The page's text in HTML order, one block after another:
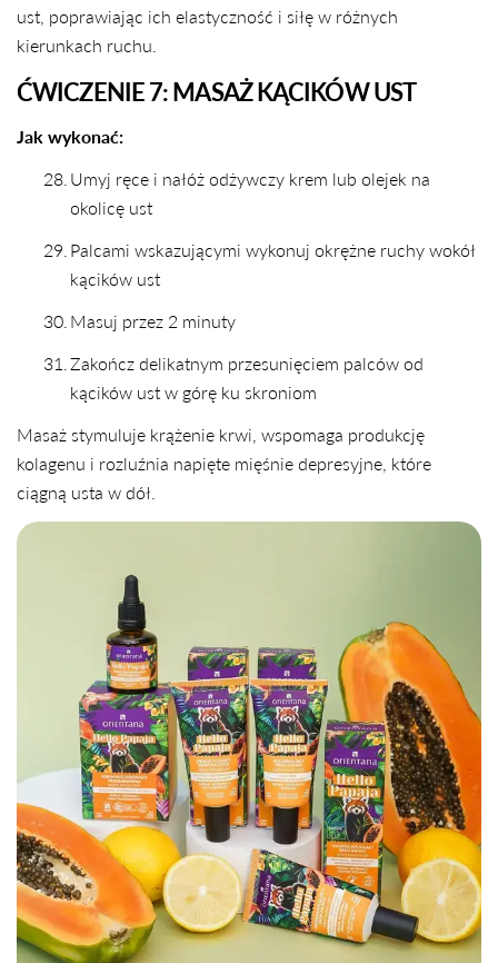
ust, poprawiając ich elastyczność i siłę w różnych
kierunkach ruchu.
ĆWICZENIE 7: MASAŻ KĄCIKÓW UST
Jak wykonać:
28. Umyj ręce i nałóż odżywczy krem lub olejek na
okolicę ust
29. Palcami wskazującymi wykonuj okrężne ruchy wokół
kącików ust
30. Masuj przez 2 minuty
31. Zakończ delikatnym przesunięciem palców od
kącików ust w górę ku skroniom
Masaż stymuluje krążenie krwi, wspomaga produkcję
kolagenu i rozluźnia napięte mięśnie depresyjne, które
ciągną usta w dół.